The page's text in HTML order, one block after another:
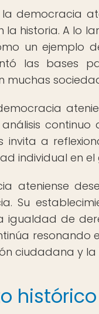
democracia
la historia. A lo
un ejemplo
las bases
muchas
invita a
individual en
ateniense
Su
igualdad de
ciudadana y la
histórico